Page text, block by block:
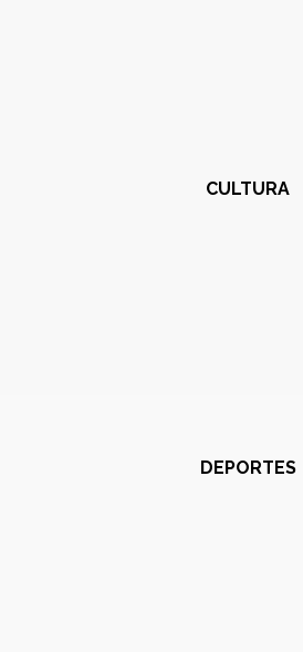
CULTURA
DEPORTES